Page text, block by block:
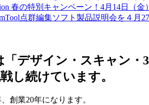
春の特別キャンペーン！4月14日（金
点群編集ソフト製品説明会を４月
デザイン・スキャン・
し続けています。
創業20年になります。